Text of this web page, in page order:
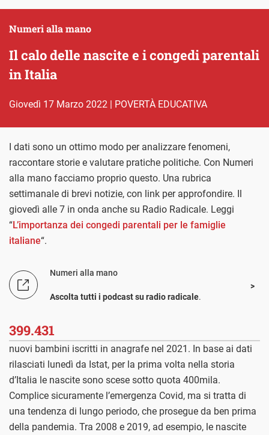
Il calo delle nascite e i congedi parentali
in Italia
Numeri alla mano
giovedì 17 Marzo 2022 | POVERTÀ EDUCATIVA
I dati sono un ottimo modo per analizzare fenomeni,
raccontare storie e valutare pratiche politiche. Con Numeri
alla mano facciamo proprio questo. Una rubrica
settimanale di brevi notizie, con link per approfondire. Il
giovedì alle 7 in onda anche su Radio Radicale. Leggi
“L’importanza dei congedi parentali per le famiglie
italiane“.
Numeri alla mano
Ascolta tutti i podcast su radio radicale.
399.431
nuovi bambini iscritti in anagrafe nel 2021. In base ai dati
rilasciati lunedì da Istat, per la prima volta nella storia
d’Italia le nascite sono scese sotto quota 400mila.
Complice sicuramente l’emergenza Covid, ma si tratta di
una tendenza di lungo periodo, che prosegue da ben prima
della pandemia. Tra 2008 e 2019, ad esempio, le nascite